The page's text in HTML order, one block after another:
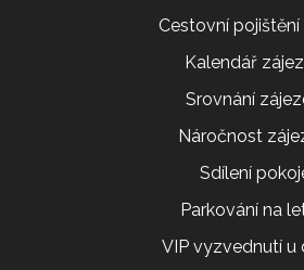
Cestovní pojištění
Kalendář
Srovnání
Náročnost
Sdílení
Parkování na
VIP vyzvednutí u